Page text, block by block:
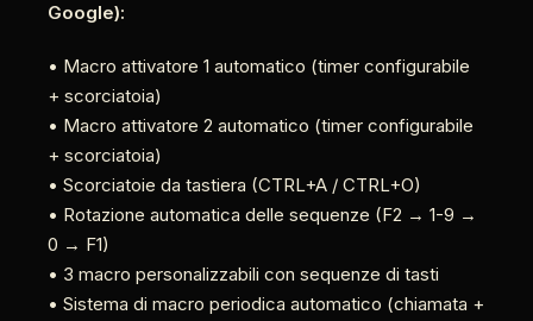
Google):
• Macro attivatore 1 automatico (timer configurabile
+ scorciatoia)
• Macro attivatore 2 automatico (timer configurabile
+ scorciatoia)
• Scorciatoie da tastiera (CTRL+A / CTRL+O)
• Rotazione automatica delle sequenze (F2 → 1-9 →
0 → F1)
• 3 macro personalizzabili con sequenze di tasti
• Sistema di macro periodica automatico (chiamata +